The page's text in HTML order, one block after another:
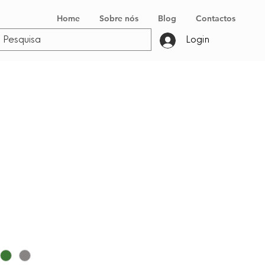
Home Sobre nós Blog Contactos
Login